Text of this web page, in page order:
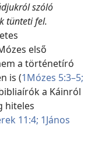
szóló
tünteti fel.
első
a történetíró
is (1Mózes 5:3–5;
a Káinról
hiteles
11:4; 1János